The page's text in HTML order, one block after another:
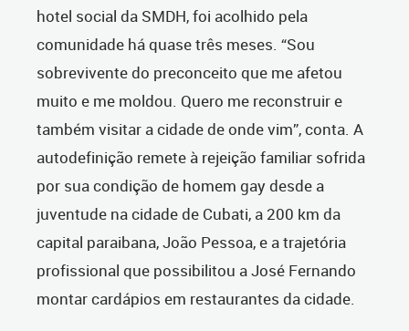
hotel social da SMDH, foi acolhido pela
comunidade há quase três meses. “Sou
sobrevivente do preconceito que me afetou
muito e me moldou. Quero me reconstruir e
também visitar a cidade de onde vim”, conta. A
autodefinição remete à rejeição familiar sofrida
por sua condição de homem gay desde a
juventude na cidade de Cubati, a 200 km da
capital paraibana, João Pessoa, e a trajetória
profissional que possibilitou a José Fernando
montar cardápios em restaurantes da cidade.